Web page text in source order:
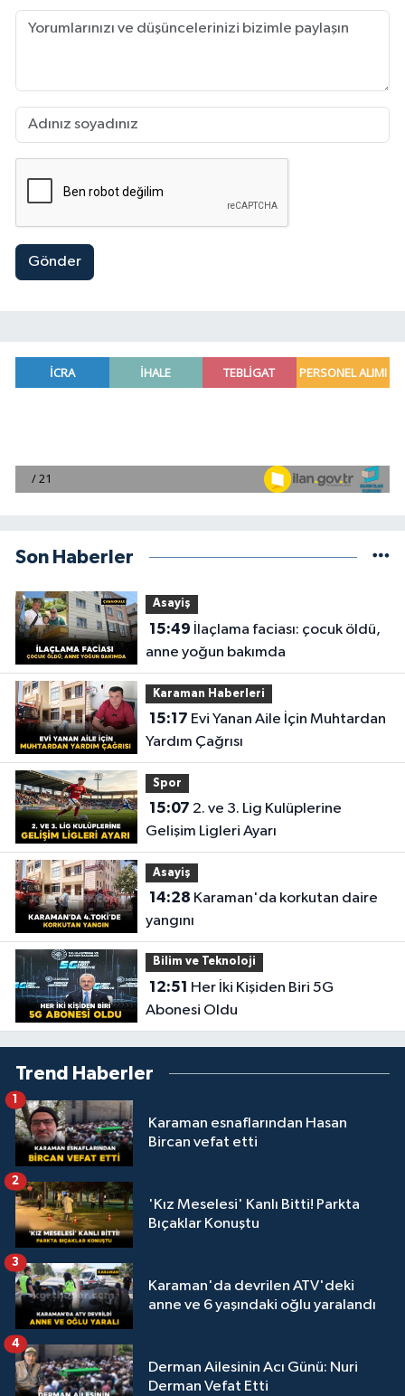
Gönder
Son Haberler
Asayiş
15:49
anne yoğun bakımda
Karaman Haberleri
15:17
Yardım Çağrısı
Spor
15:07
Gelişim Ligleri Ayarı
Asayiş
14:28
yangını
Bilim ve Teknoloji
12:51
Abonesi Oldu
Trend Haberler
Karaman esnaflarından Hasan
Bircan vefat etti
1
'Kız Meselesi' Kanlı Bitti! Parkta
Bıçaklar Konuştu
2
Karaman'da devrilen ATV'deki
anne ve 6 yaşındaki oğlu yaralandı
3
Derman Ailesinin Acı Günü: Nuri
Derman Vefat Etti
4